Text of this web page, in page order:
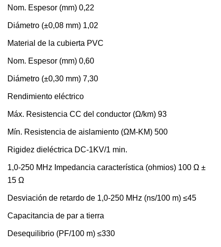
Nom. Espesor (mm) 0,22
Diámetro (±0,08 mm) 1,02
Material de la cubierta PVC
Nom. Espesor (mm) 0,60
Diámetro (±0,30 mm) 7,30
Rendimiento eléctrico
Máx. Resistencia CC del conductor (Ω/km) 93
Mín. Resistencia de aislamiento (ΩM-KM) 500
Rigidez dieléctrica DC-1KV/1 min.
1,0-250 MHz Impedancia característica (ohmios) 100 Ω ±
15 Ω
Desviación de retardo de 1,0-250 MHz (ns/100 m) ≤45
Capacitancia de par a tierra
Desequilibrio (PF/100 m) ≤330